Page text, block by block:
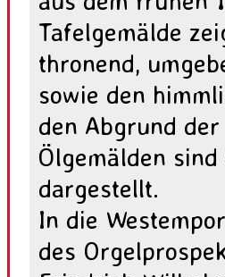
Tafelgemälde
thronend,
sowie den
den Abgrund
Ölgemälden
dargestellt.
In die
des